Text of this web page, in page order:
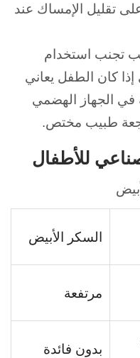
تقليل الإمساك عند
تجنب استخدام
كان الطفل يعاني
الجهاز الهضمي
طبيب مختص.
للأطفال
السكر الأبيض
مرتفعة
بدون فائدة